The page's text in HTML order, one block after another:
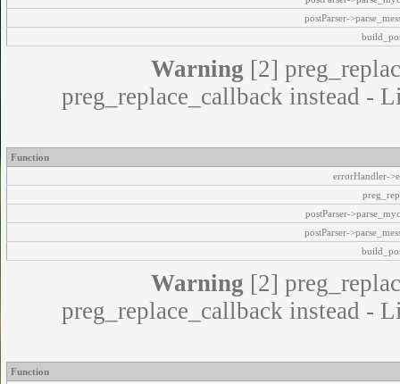
postParser-
Warning [2]
preg_replace_callback instead -
Function
errorHandler-
postParser-
postParser-
Warning [2]
preg_replace_callback instead -
Function